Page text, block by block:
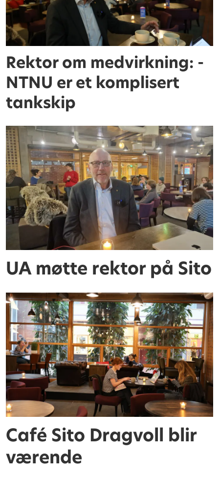
Rektor om medvirkning: -
NTNU er et komplisert
tankskip
UA møtte rektor på Sito
Café Sito Dragvoll blir
værende